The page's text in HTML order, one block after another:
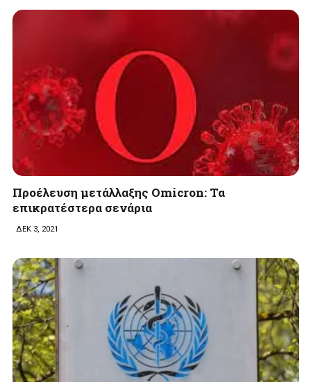
Προέλευση μετάλλαξης Omicron: Τα
επικρατέστερα σενάρια
ΔΕΚ 3, 2021